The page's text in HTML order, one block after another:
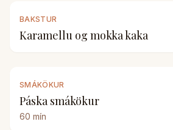
BAKSTUR
Karamellu og mokka kaka
SMÁKÖKUR
Páska smákökur
60 mín